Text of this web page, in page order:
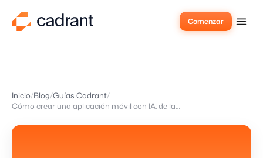
Comenzar
Inicio Blog Guías Cadrant
Cómo crear una aplicación móvil con IA: de la idea a las tiendas